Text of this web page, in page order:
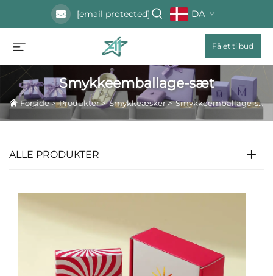
[email protected] DA
Få et tilbud
Smykkeemballage-sæt
Forside>Produkter>Smykkeæsker>Smykkeemballage-sæt
ALLE PRODUKTER